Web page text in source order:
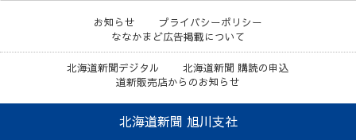
お知らせ
プライバシーポリシー
ななかまど広告掲載について
北海道新聞デジタル
北海道新聞 購読の申込
道新販売店からのお知らせ
北海道新聞 旭川支社